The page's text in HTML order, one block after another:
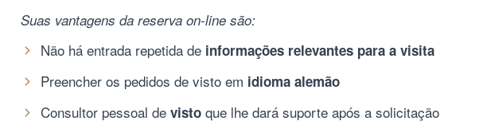
Suas vantagens da reserva on-line são:
Não há entrada repetida de informações relevantes para a visita
Preencher os pedidos de visto em idioma alemão
Consultor pessoal de visto que lhe dará suporte após a solicitação